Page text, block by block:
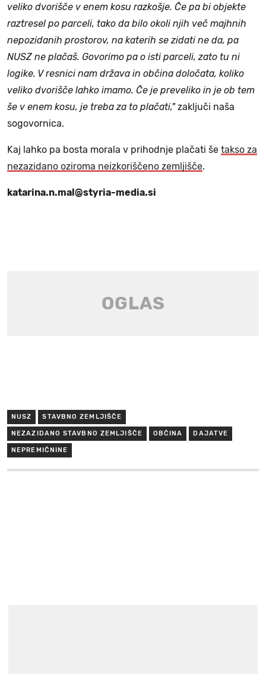
veliko dvorišče v enem kosu razkošje. Če pa bi objekte
raztresel po parceli, tako da bilo okoli njih več majhnih
nepozidanih prostorov, na katerih se zidati ne da, pa
NUSZ ne plačaš. Govorimo pa o isti parceli, zato tu ni
logike. V resnici nam država in občina določata, koliko
veliko dvorišče lahko imamo. Če je preveliko in je ob tem
še v enem kosu, je treba za to plačati,"zaključi naša
sogovornica.
Kaj lahko pa bosta morala v prihodnje plačati še takso za
nezazidano oziroma neizkoriščeno zemljišče.
katarina.n.mal@styria-media.si
NUSZ STAVBNO ZEMLJIŠČE
NEZAZIDANO STAVBNO ZEMLJIŠČE OBČINA DAJATVE
NEPREMIČNINE